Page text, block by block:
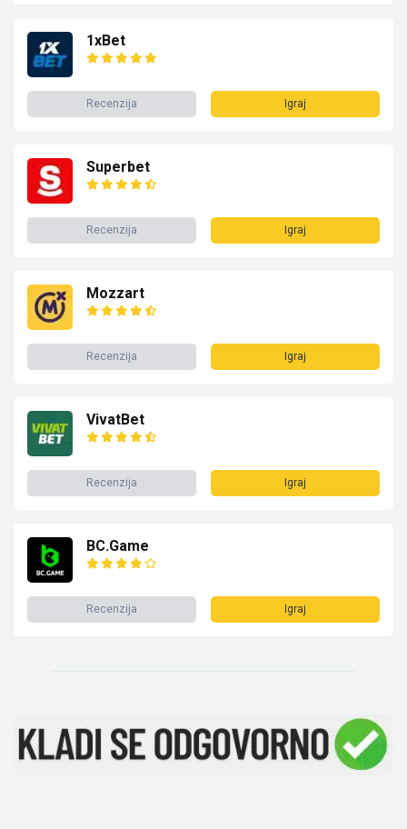
1xBet
Recenzija Igraj
Superbet
Recenzija Igraj
Mozzart
Recenzija Igraj
VivatBet
Recenzija Igraj
BC.Game
Recenzija Igraj